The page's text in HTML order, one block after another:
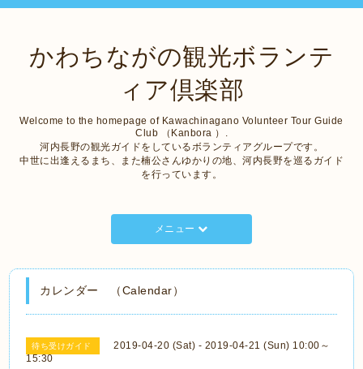
かわちながの観光ボランテ
ィア倶楽部
Welcome to the homepage of Kawachinagano Volunteer Tour Guide
Club （Kanbora ）.
河内長野の観光ガイドをしているボランティアグループです。
中世に出逢えるまち、また楠公さんゆかりの地、河内長野を巡るガイド
を行っています。
メニュー
カレンダー （Calendar）
待ち受けガイド
2019-04-20 (Sat) - 2019-04-21 (Sun) 10:00～
15:30